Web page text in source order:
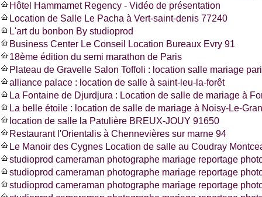
Hôtel Hammamet Regency - Vidéo de présentation
Location de Salle Le Pacha à Vert-saint-denis 77240
L'art du bonbon By studioprod
Business Center Le Conseil Location Bureaux Evry 91
18ème édition du semi marathon de Paris
Plateau de Gravelle Salon Toffoli : location salle mariage
alliance palace : location de salle à saint-leu-la-forêt
La Fontaine de Djurdjura : Location de salle de mariage à
La belle étoile : location de salle de mariage à Noisy-Le-
location de salle la Patulière BREUX-JOUY 91650
Restaurant l'Orientalis à Chennevières sur marne 94
Le Manoir des Cygnes Location de salle au Coudray
studioprod cameraman photographe mariage reportage
studioprod cameraman photographe mariage reportage
studioprod cameraman photographe mariage reportage